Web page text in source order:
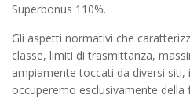
Superbonus 110%.
Gli aspetti normativi che
classe, limiti di trasmittanza,
ampiamente toccati da diversi siti,
occuperemo esclusivamente della